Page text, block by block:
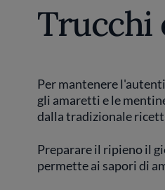
Trucchi
Per mantenere
gli amaretti e le
dalla tradizionale
Preparare il ripieno il
permette ai sapori di